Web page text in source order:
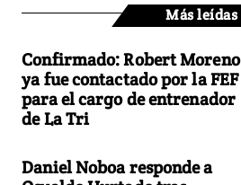
Más leídas
Confirmado: Robert Moreno
ya fue contactado por la FEF
para el cargo de entrenador
de La Tri
Daniel Noboa responde a